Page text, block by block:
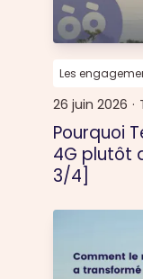
Pourquoi
4G plutôt
3/4]
Les
26 juin 2026 ·